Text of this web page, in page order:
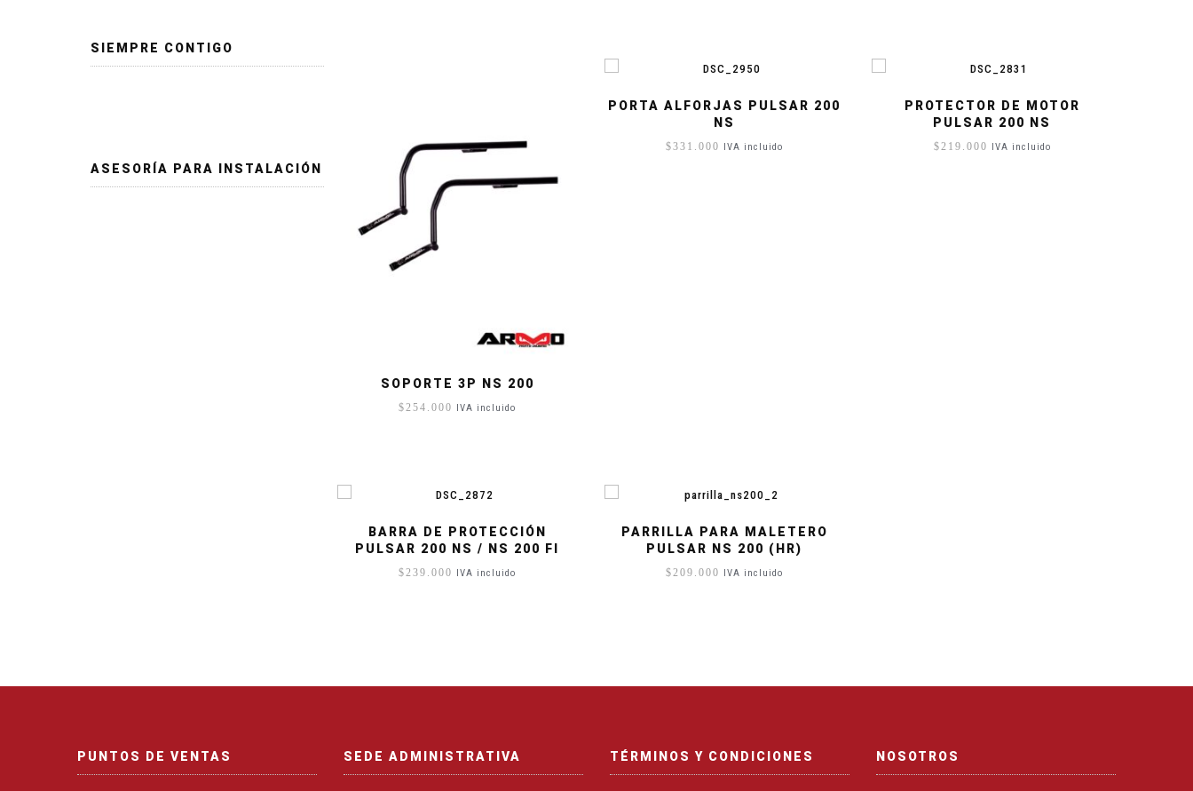
SOPORTE 3P NS 200
$254.000 IVA incluido
PORTA ALFORJAS PULSAR 200
NS
$331.000 IVA incluido
PROTECTOR DE MOTOR
PULSAR 200 NS
$ 219.000 IVA incluido
BARRA DE PROTECCIÓN
PULSAR 200 NS / NS 200 FI
$239.000 IVA incluido
PARRILLA PARA MALETERO
PULSAR NS 200 (HR)
$209.000 IVA incluido
SIEMPRE CONTIGO
ASESORÍA PARA INSTALACIÓN
PUNTOS DE VENTAS SEDE ADMINISTRATIVA TÉRMINOS Y CONDICIONES NOSOTROS